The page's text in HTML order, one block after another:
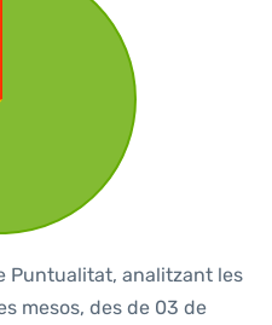
Puntualitat, analitzant les
mesos, des de 03 de